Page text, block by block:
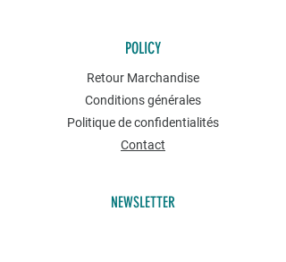
POLICY
Retour Marchandise
Conditions générales
Politique de confidentialités
Contact
NEWSLETTER